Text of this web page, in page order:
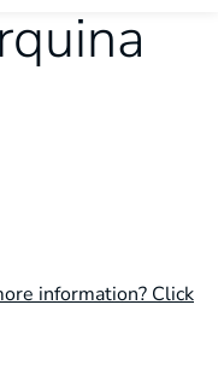
information? Click